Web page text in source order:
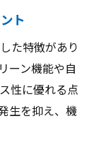
を徹底比
ーカーの選
制の違い
の見極め
ト
た特徴があり
ーン機能や自
性に優れる点
生を抑え、機